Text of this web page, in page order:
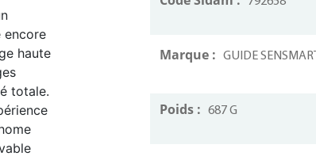
encore
haute
totale.
Marque : GUIDE
Poids : 687 G